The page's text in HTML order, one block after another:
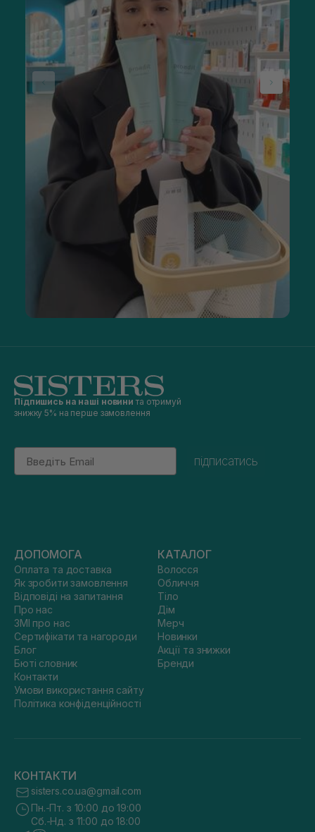
Підпишись на наші новини та отримуй
знижку 5% на перше замовлення
Email
підписатись
ДОПОМОГА
Оплата та доставка
Як зробити замовлення
Відповіді на запитання
Про нас
ЗМІ про нас
Сертифікати та нагороди
Блог
Бюті словник
Контакти
Умови використання сайту
Політика конфіденційності
КАТАЛОГ
Волосся
Обличчя
Тіло
Дім
Мерч
Новинки
Акції та знижки
Бренди
КОНТАКТИ
sisters.co.ua@gmail.com
Пн.-Пт. з 10:00 до 19:00
Сб.-Нд. з 11:00 до 18:00